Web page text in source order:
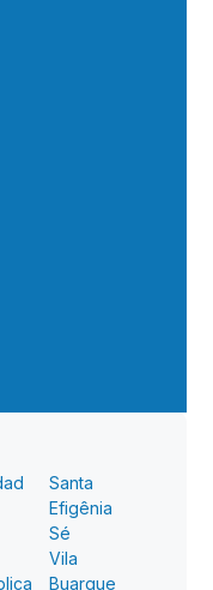
Santa
Efigênia
Sé
Vila
Buarque